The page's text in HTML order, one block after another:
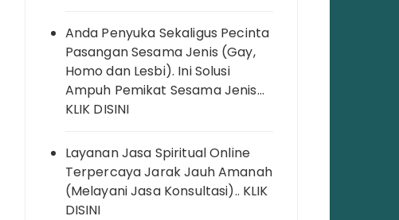
Anda Penyuka Sekaligus Pecinta
Pasangan Sesama Jenis (Gay,
Homo dan Lesbi). Ini Solusi
Ampuh Pemikat Sesama Jenis…
KLIK DISINI
Layanan Jasa Spiritual Online
Terpercaya Jarak Jauh Amanah
(Melayani Jasa Konsultasi).. KLIK
DISINI